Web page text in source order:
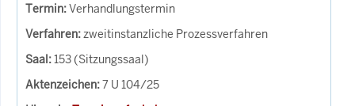
Verhandlungstermin
zweitinstanzliche Prozessverfahren
153 (Sitzungssaal)
7 U 104/25